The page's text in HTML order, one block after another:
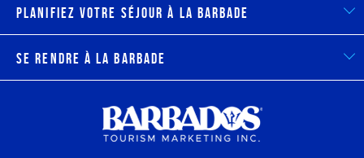
Planifiez votre séjour à la Barbade
Se rendre à la Barbade